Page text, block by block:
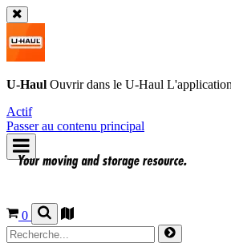
U-Haul Ouvrir dans le U-Haul L'application
Actif
Passer au contenu principal
0